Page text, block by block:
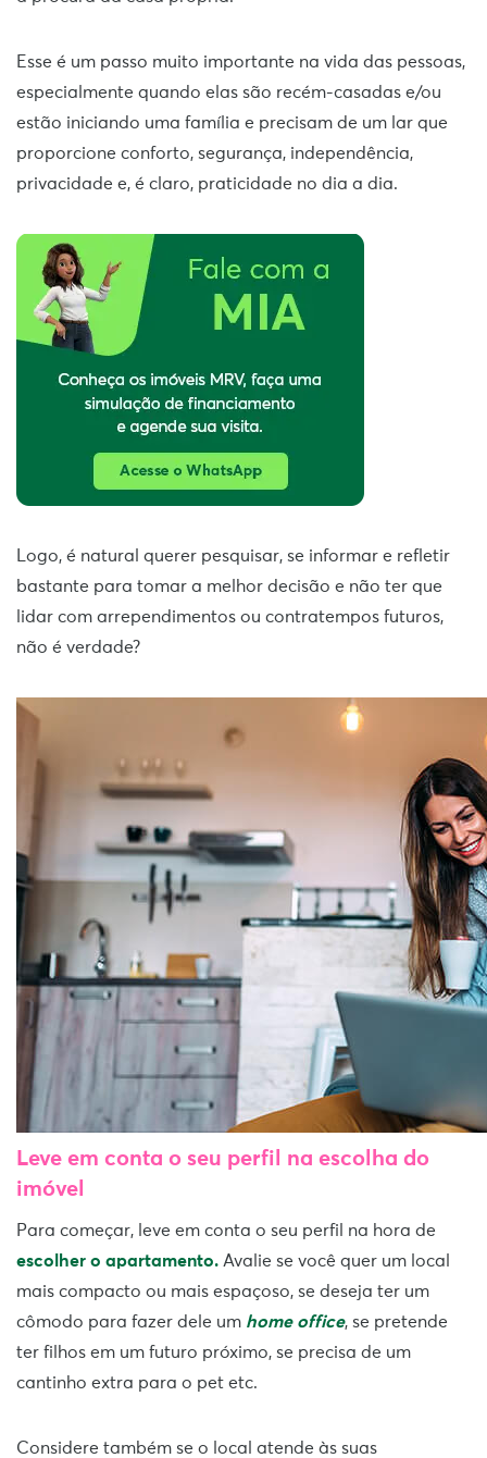
Esse é um passo muito importante na vida das pessoas,
especialmente quando elas são recém-casadas e/ou
estão iniciando uma família e precisam de um lar que
proporcione conforto, segurança, independência,
privacidade e, é claro, praticidade no dia a dia.
Logo, é natural querer pesquisar, se informar e refletir
bastante para tomar a melhor decisão e não ter que
lidar com arrependimentos ou contratempos futuros,
não é verdade?
Leve em conta o seu perfil na escolha do
imóvel
Para começar, leve em conta o seu perfil na hora de
escolher o apartamento. Avalie se você quer um local
mais compacto ou mais espaçoso, se deseja ter um
cômodo para fazer dele um home office, se pretende
ter filhos em um futuro próximo, se precisa de um
cantinho extra para o pet etc.
Considere também se o local atende às suas